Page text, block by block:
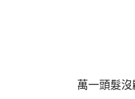
萬一頭髮